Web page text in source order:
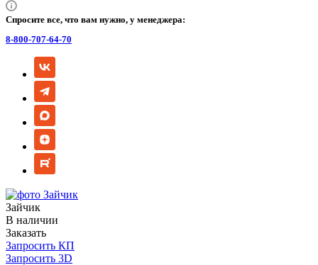
Спросите все, что вам нужно, у менеджера:
8-800-707-64-70
Зайчик
В наличии
Заказать
Запросить КП
Запросить 3D